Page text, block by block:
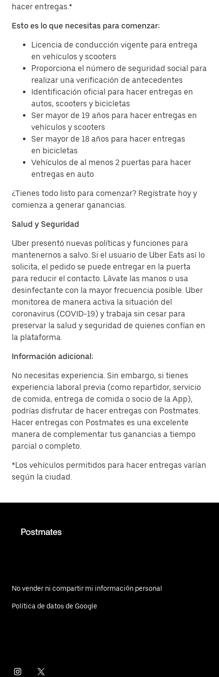
hacer entregas.*
Esto es lo que necesitas para comenzar:
Licencia de conducción vigente para entrega
en vehículos y scooters
Proporciona el número de seguridad social para
realizar una verificación de antecedentes
Identificación oficial para hacer entregas en
autos, scooters y bicicletas
Ser mayor de 19 años para hacer entregas en
vehículos y scooters
Ser mayor de 18 años para hacer entregas
en bicicletas
Vehículos de al menos 2 puertas para hacer
entregas en auto
¿Tienes todo listo para comenzar? Regístrate hoy y
comienza a generar ganancias.
Salud y Seguridad
Uber presentó nuevas políticas y funciones para
mantenernos a salvo. Si el usuario de Uber Eats así lo
solicita, el pedido se puede entregar en la puerta
para reducir el contacto. Lávate las manos o usa
desinfectante con la mayor frecuencia posible. Uber
monitorea de manera activa la situación del
coronavirus (COVID-19) y trabaja sin cesar para
preservar la salud y seguridad de quienes confían en
la plataforma.
Información adicional:
No necesitas experiencia. Sin embargo, si tienes
experiencia laboral previa (como repartidor, servicio
de comida, entrega de comida o socio de la App),
podrías disfrutar de hacer entregas con Postmates.
Hacer entregas con Postmates es una excelente
manera de complementar tus ganancias a tiempo
parcial o completo.
*Los vehículos permitidos para hacer entregas varían
según la ciudad.
No vender ni compartir mi información personal
Política de datos de Google